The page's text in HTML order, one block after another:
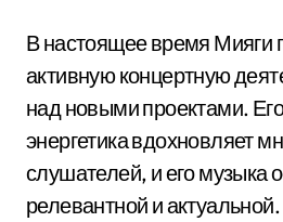
В настоящее время Мияги
активную концертную
над новыми проектами.
энергетика вдохновляет
слушателей, и его музыка
релевантной и актуальной.